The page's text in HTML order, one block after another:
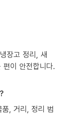
장고 정리, 새
이 안전합니다.
, 거리, 정리 범